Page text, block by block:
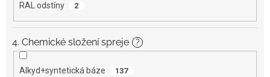
RAL odstíny 2
4. Chemické složení spreje ?
Alkyd+syntetická báze 137